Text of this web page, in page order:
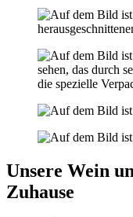
Unsere Wein
Zuhause